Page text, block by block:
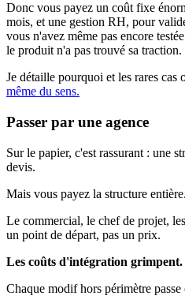
Donc vous payez un coût fixe
mois, et une gestion RH, pour
vous n'avez même pas encore
le produit n'a pas trouvé sa traction.
Je détaille pourquoi et les rares cas
même du sens.
Passer par une agence
Sur le papier, c'est rassurant : une
devis.
Mais vous payez la structure entière.
Le commercial, le chef de projet,
un point de départ, pas un prix.
Les coûts d'intégration grimpent.
Chaque modif hors périmètre passe